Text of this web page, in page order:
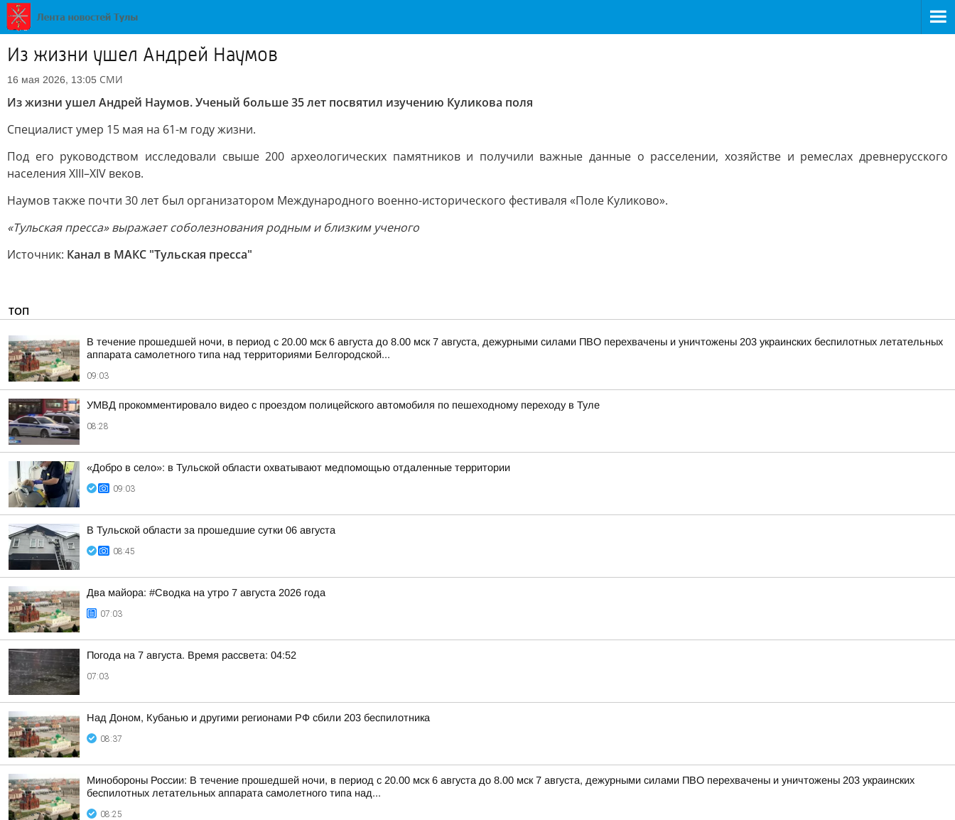
Из жизни ушел Андрей Наумов
16 мая 2026, 13:05 СМИ
Из жизни ушел Андрей Наумов. Ученый больше 35 лет посвятил изучению Куликова поля
Специалист умер 15 мая на 61-м году жизни.
Под его руководством исследовали свыше 200 археологических памятников и получили важные данные о расселении, хозяйстве и ремеслах древнерусского
населения XIII–XIV веков.
Наумов также почти 30 лет был организатором Международного военно-исторического фестиваля «Поле Куликово».
«Тульская пресса» выражает соболезнования родным и близким ученого
Источник: Канал в МАКС "Тульская пресса"
ТОП
В течение прошедшей ночи, в период с 20.00 мск 6 августа до 8.00 мск 7 августа, дежурными силами ПВО перехвачены и уничтожены 203 украинских беспилотных летательных
аппарата самолетного типа над территориями Белгородской...
09:03
УМВД прокомментировало видео с проездом полицейского автомобиля по пешеходному переходу в Туле
08:28
«Добро в село»: в Тульской области охватывают медпомощью отдаленные территории
09:03
В Тульской области за прошедшие сутки 06 августа
08:45
Два майора: #Сводка на утро 7 августа 2026 года
07:03
Погода на 7 августа. Время рассвета: 04:52
07:03
Над Доном, Кубанью и другими регионами РФ сбили 203 беспилотника
08:37
Минобороны России: В течение прошедшей ночи, в период с 20.00 мск 6 августа до 8.00 мск 7 августа, дежурными силами ПВО перехвачены и уничтожены 203 украинских
беспилотных летательных аппарата самолетного типа над...
08:25